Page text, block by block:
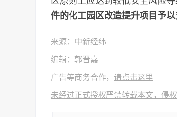
件的化工园区改造提升项目予以
来源：中新经纬
编辑：郭晋嘉
广告等商务合作， 请点击这里
未经过正式授权严禁转载本文，侵